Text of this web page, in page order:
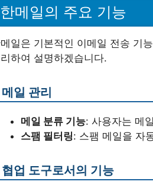
한메일의 주요 기능
일은 기본적인 이메일 전송 기
하여 설명하겠습니다.
메일 관리
메일 분류 기능: 사용자는 메
스팸 필터링: 스팸 메일을 자
협업 도구로서의 기능